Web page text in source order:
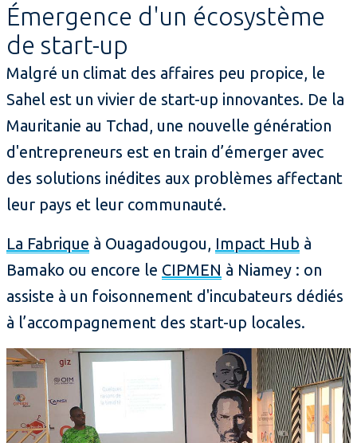
Émergence d'un écosystème
de start-up
Malgré un climat des affaires peu propice, le
Sahel est un vivier de start-up innovantes. De la
Mauritanie au Tchad, une nouvelle génération
d'entrepreneurs est en train d’émerger avec
des solutions inédites aux problèmes affectant
leur pays et leur communauté.
La Fabrique à Ouagadougou, Impact Hub à
Bamako ou encore le CIPMEN à Niamey : on
assiste à un foisonnement d'incubateurs dédiés
à l’accompagnement des start-up locales.